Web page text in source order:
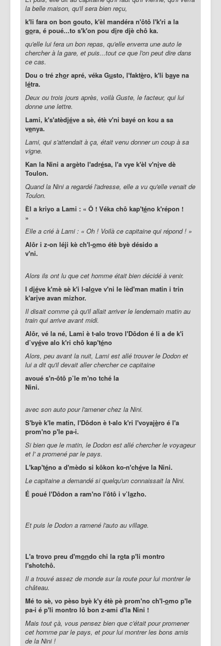
la belle maison, qu'il sera bien reçu,
k'li fara on bon gouto, k'èl mandéra n'ôtô l'k'ri a la
gora, é poué...to s'k'on pou dire djè chô ka.
qu'elle lui fera un bon repas, qu'elle enverra une auto le
chercher à la gare, et puis...tout ce que l'on peut dire dans
ce cas.
Dou o tré zhor apré, véka Gusto, l'faktèro, k'li baye na
létra.
Deux ou trois jours après, voilà Guste, le facteur, qui lui
donne une lettre.
Lami, k's'atèdjéve a sè, étè v'ni bayé on kou a sa
venya.
Lami, qui s'attendait à ça, était venu donner un coup à sa
vigne.
Kan la Nini a argèto l'adrésa, l'a vye k'èl v'nive dè
Toulon.
Quand la Nini a regardé l'adresse, elle a vu qu'elle venait de
Toulon.
Èl a kriyo a Lami : « Ô ! Véka chô kap'téno k'répon !
»
Elle a crié à Lami : « Oh ! Voilà ce capitaine qui répond ! »
Alôr i z-on léji kè ch'l-omo étè byè désido a
v'ni.
Alors ils ont lu que cet homme était bien décidé à venir.
I djéve k'mè sè k'i l-alove v'ni le lèd'man matin i trin
k'arive avan mizhor.
Il disait comme çà qu'il allait arriver le lendemain matin au
train qui arrive avant midi.
Alôr, vé la né, Lami è t-alo trovo l'Dôdon é li a de k'i
d’vyéve alo k'ri chô kap'téno
Alors, peu avant la nuit, Lami est allé trouver le Dodon et
lui a dit qu'il devait aller chercher ce capitaine
avoué s'n-ôtô p’le m'no tché la
Nini.
avec son auto pour l'amener chez la Nini.
S'byè k'le matin, l'Dôdon è t-alo k'ri l'voyajèro é l'a
prom'no p'le pa-i.
Si bien que le matin, le Dodon est allé chercher le voyageur
et l' a promené par le pays.
L'kap'téno a d'mèdo si kôkon ko-n'chéve la Nini.
Le capitaine a demandé si quelqu'un connaissait la Nini.
É poué l'Dôdon a ram'no l'ôtô i v’lazho.
Et puis le Dodon a ramené l'auto au village.
L'a trovo preu d'mondo chi la rota p'li montro
l'shotchô.
Il a trouvé assez de monde sur la route pour lui montrer le
château.
Mé to sè, vo pèso byè k'y étè pè prom'no ch'l-omo p'le
pa-i é p'li montro lô bon z-ami d'la Nini !
Mais tout çà, vous pensez bien que c'était pour promener
cet homme par le pays, et pour lui montrer les bons amis
de la Nini !